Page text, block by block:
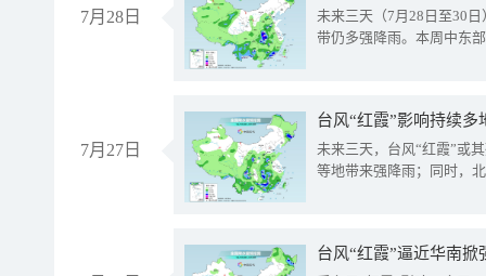
7月28日
未来三天（7月28日至30
带仍多强降雨。本周中东
7月27日
台风“红霞”影响持续
未来三天，台风“红霞”或
等地带来强降雨；同时，
台风“红霞”逼近华南